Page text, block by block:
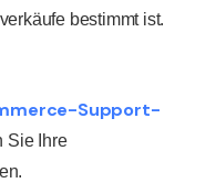
bestimmt ist.
Support-
Sie Ihre